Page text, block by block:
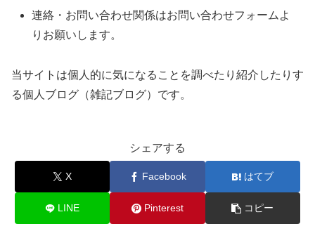
連絡・お問い合わせ関係はお問い合わせフォームよ
りお願いします。
当サイトは個人的に気になることを調べたり紹介したりす
る個人ブログ（雑記ブログ）です。
シェアする
X Facebook はてブ
LINE Pinterest コピー